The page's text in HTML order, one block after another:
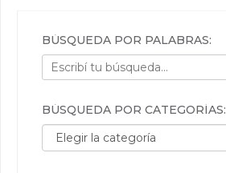
BÚSQUEDA POR PALABRAS:
BÚSQUEDA POR CATEGORÍAS:
Búsqueda por categorías: